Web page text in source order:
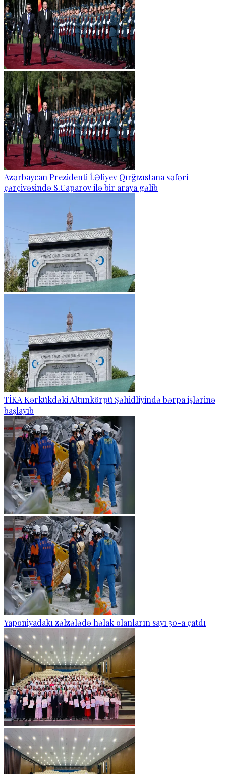
Azərbaycan Prezidenti İ.Əliyev Qırğızıstana səfəri
çərçivəsində S.Caparov ilə bir araya gəlib
TİKA Kərkükdəki Altunkörpü Şəhidliyində bərpa işlərinə
başlayıb
Yaponiyadakı zəlzələdə həlak olanların sayı 30-a çatdı